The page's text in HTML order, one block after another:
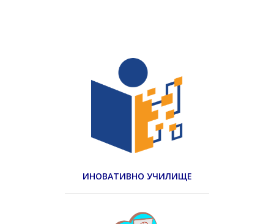
ИНОВАТИВНО УЧИЛИЩЕ